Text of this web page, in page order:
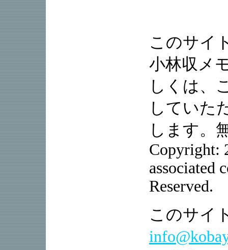
このサイ
小林収メ
しくは、
していた
します。
Copyright:
associated
Reserved.
このサイ